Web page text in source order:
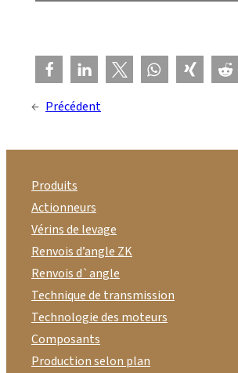
← Précédent
Produits
Actionneurs
Vérins de levage
Renvois d’angle ZK
Renvois d`angle
Technique de transmission
Technologie des moteurs
Composants
Production selon plan